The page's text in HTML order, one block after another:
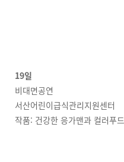
19일
비대면공연
서산어린이급식관리지원센터
작품: 건강한 응가맨과 컬러푸드